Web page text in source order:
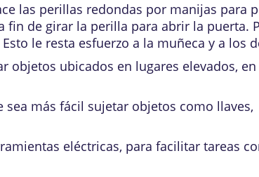
las perillas redondas por manijas para
de girar la perilla para abrir la puerta.
le resta esfuerzo a la muñeca y a los
objetos ubicados en lugares elevados, en
más fácil sujetar objetos como llaves,
eléctricas, para facilitar tareas